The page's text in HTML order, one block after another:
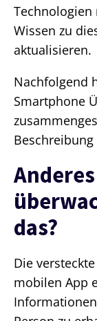
Wissen zu
aktualisieren.
Nachfolgend
Smartphone
Beschreibung
das?
Die
mobilen App